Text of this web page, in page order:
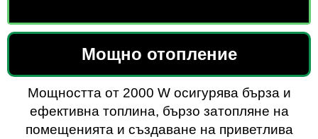
Мощно отопление
Мощността от 2000 W осигурява бърза и
ефективна топлина, бързо затопляне на
помещенията и създаване на приветлива